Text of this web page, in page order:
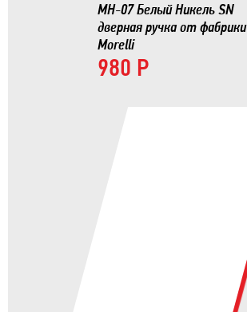
MH-07 Белый Никель SN
дверная ручка от фабрики
Morelli
980 Р